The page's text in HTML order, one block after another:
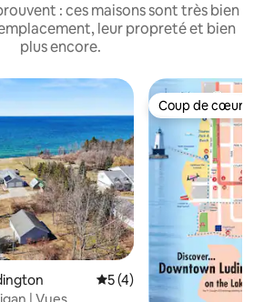
: ces maisons sont très bien
leur propreté et bien
plus encore.
Évaluation moyenne sur
5 (4)
Coup de cœur
Coup de cœur